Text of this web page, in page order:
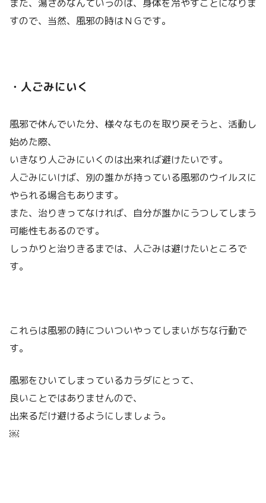
また、湯ざめなんていうのは、身体を冷やすことになりま
すので、当然、風邪の時はＮＧです。
・人ごみにいく
風邪で休んでいた分、様々なものを取り戻そうと、活動し
始めた際、
いきなり人ごみにいくのは出来れば避けたいです。
人ごみにいけば、別の誰かが持っている風邪のウイルスに
やられる場合もあります。
また、治りきってなければ、自分が誰かにうつしてしまう
可能性もあるのです。
しっかりと治りきるまでは、人ごみは避けたいところで
す。
これらは風邪の時についついやってしまいがちな行動で
す。
風邪をひいてしまっているカラダにとって、
良いことではありませんので、
出来るだけ避けるようにしましょう。
￼